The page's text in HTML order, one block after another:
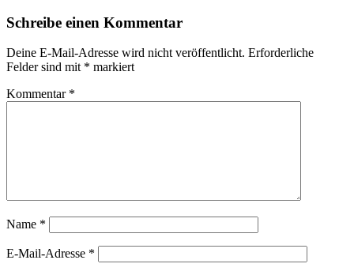
Schreibe einen Kommentar
Deine E-Mail-Adresse wird nicht veröffentlicht. Erforderliche
Felder sind mit * markiert
Kommentar *
Name *
E-Mail-Adresse *